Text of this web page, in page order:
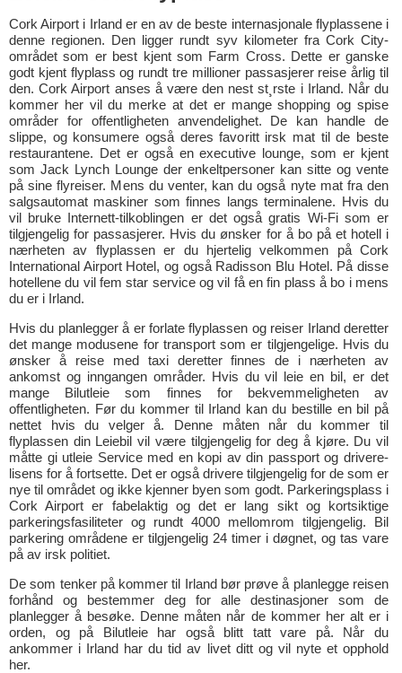
Cork Airport i Irland er en av de beste internasjonale flyplassene i
denne regionen. Den ligger rundt syv kilometer fra Cork City-
området som er best kjent som Farm Cross. Dette er ganske
godt kjent flyplass og rundt tre millioner passasjerer reise årlig til
den. Cork Airport anses å være den nest st¸rste i Irland. Når du
kommer her vil du merke at det er mange shopping og spise
områder for offentligheten anvendelighet. De kan handle de
slippe, og konsumere også deres favoritt irsk mat til de beste
restaurantene. Det er også en executive lounge, som er kjent
som Jack Lynch Lounge der enkeltpersoner kan sitte og vente
på sine flyreiser. Mens du venter, kan du også nyte mat fra den
salgsautomat maskiner som finnes langs terminalene. Hvis du
vil bruke Internett-tilkoblingen er det også gratis Wi-Fi som er
tilgjengelig for passasjerer. Hvis du ønsker for å bo på et hotell i
nærheten av flyplassen er du hjertelig velkommen på Cork
International Airport Hotel, og også Radisson Blu Hotel. På disse
hotellene du vil fem star service og vil få en fin plass å bo i mens
du er i Irland.
Hvis du planlegger å er forlate flyplassen og reiser Irland deretter
det mange modusene for transport som er tilgjengelige. Hvis du
ønsker å reise med taxi deretter finnes de i nærheten av
ankomst og inngangen områder. Hvis du vil leie en bil, er det
mange Bilutleie som finnes for bekvemmeligheten av
offentligheten. Før du kommer til Irland kan du bestille en bil på
nettet hvis du velger å. Denne måten når du kommer til
flyplassen din Leiebil vil være tilgjengelig for deg å kjøre. Du vil
måtte gi utleie Service med en kopi av din passport og drivere-
lisens for å fortsette. Det er også drivere tilgjengelig for de som er
nye til området og ikke kjenner byen som godt. Parkeringsplass i
Cork Airport er fabelaktig og det er lang sikt og kortsiktige
parkeringsfasiliteter og rundt 4000 mellomrom tilgjengelig. Bil
parkering områdene er tilgjengelig 24 timer i døgnet, og tas vare
på av irsk politiet.
De som tenker på kommer til Irland bør prøve å planlegge reisen
forhånd og bestemmer deg for alle destinasjoner som de
planlegger å besøke. Denne måten når de kommer her alt er i
orden, og på Bilutleie har også blitt tatt vare på. Når du
ankommer i Irland har du tid av livet ditt og vil nyte et opphold
her.